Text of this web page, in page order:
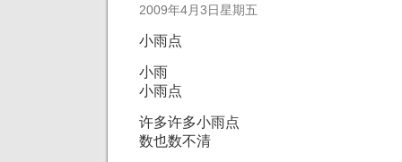
2009年4月3日星期五
小雨点
小雨
小雨点
许多许多小雨点
数也数不清